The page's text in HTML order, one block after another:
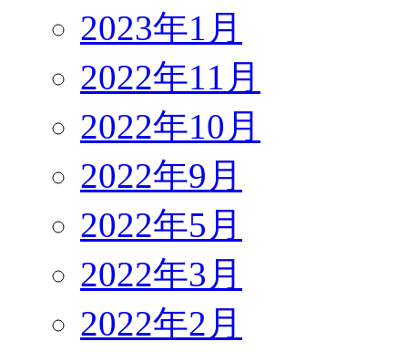
2023年1月
2022年11月
2022年10月
2022年9月
2022年5月
2022年3月
2022年2月